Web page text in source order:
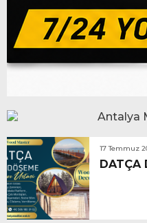
17 Temmuz
DATÇA